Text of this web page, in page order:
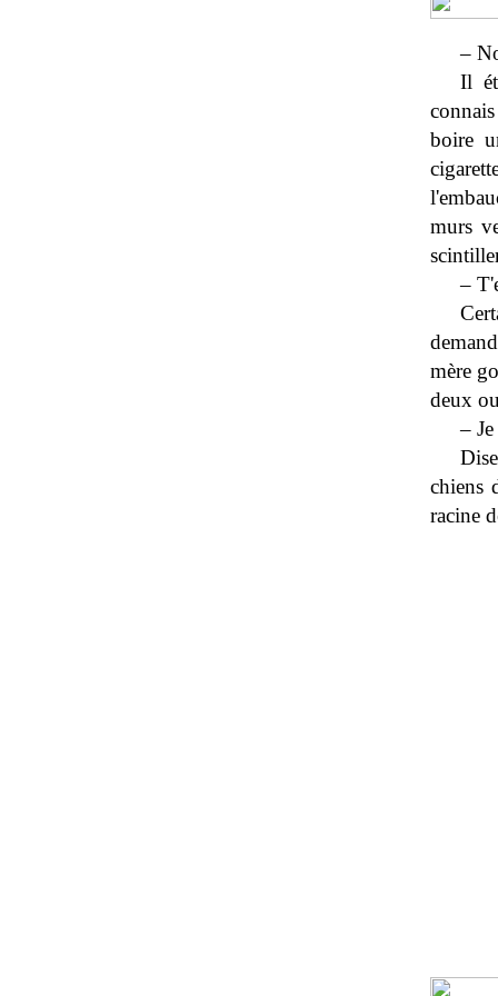
–
Il
boire
murs
–
mère
deux
–
chiens
racine